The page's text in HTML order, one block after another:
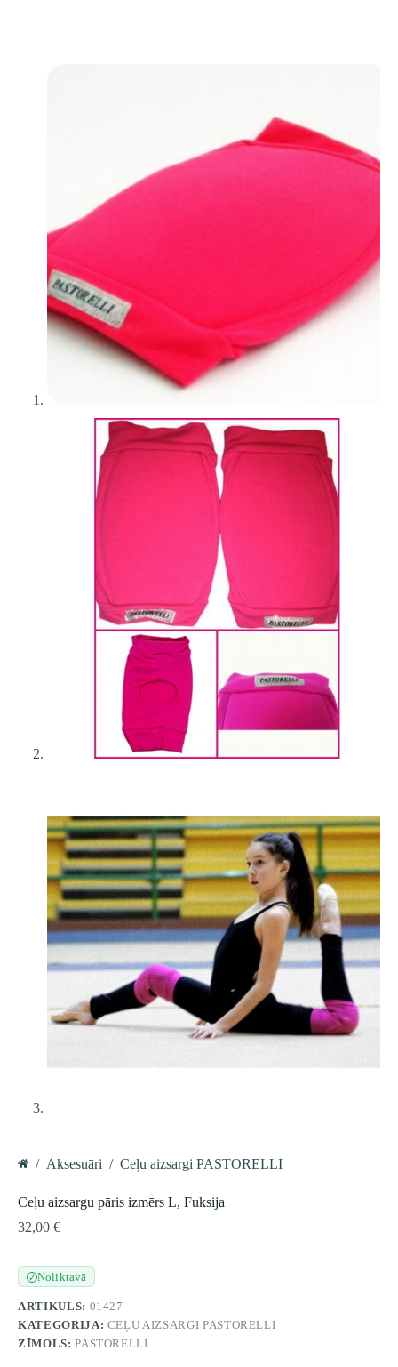
/ Aksesuāri / Ceļu aizsargi PASTORELLI
Ceļu aizsargu pāris izmērs L, Fuksija
32,00 €
✓Noliktavā
ARTIKULS: 01427
KATEGORIJA: CEĻU AIZSARGI PASTORELLI
ZĪMOLS:PASTORELLI